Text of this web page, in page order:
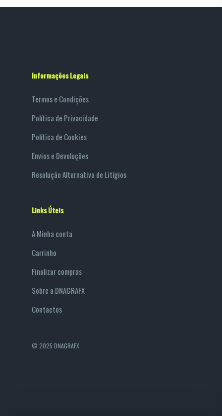
Informações Legais
Termos e Condições
Política de Privacidade
Política de Cookies
Envios e Devoluções
Resolução Alternativa de Litígios
Links Úteis
A Minha conta
Carrinho
Finalizar compras
Sobre a DNAGRAFX
Contactos
© 2025 DNAGRAFX